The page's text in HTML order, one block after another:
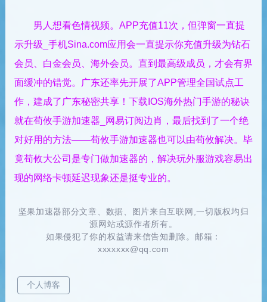
男人想看色情视频。APP充值11次，但弹窗一直提
示升级_手机Sina.com应用会一直提示你充值升级为钻石
会员、白金会员、海外会员。直到最高级成员，才会有界
面缓冲的错觉。广东还率先开展了APP管理全国试点工
作，建成了广东秘密共享！下载IOS海外热门手游的秘诀
就在荀攸手游加速器_网易订阅边肖，最后找到了一个绝
对好用的方法——荀攸手游加速器也可以由荀攸解决。毕
竟荀攸大公司是专门做加速器的，解决玩外服游戏容易出
现的网络卡顿延迟现象还是挺专业的。
坚果加速器部分文章、数据、图片来自互联网,一切版权均归
源网站或源作者所有。
如果侵犯了你的权益请来信告知删除。邮箱：
xxxxxxx@qq.com
个人博客